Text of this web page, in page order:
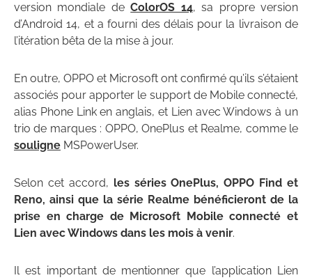
version mondiale deColorOS 14, sa propre version
d’Android 14, et a fourni des délais pour la livraison de
l’itération bêta de la mise à jour.
En outre, OPPO et Microsoft ont confirmé qu’ils s’étaient
associés pour apporter le support de Mobile connecté,
alias Phone Link en anglais, et Lien avec Windows à un
trio de marques : OPPO, OnePlus et Realme, comme le
souligne MSPowerUser.
Selon cet accord, les séries OnePlus, OPPO Find et
Reno, ainsi que la série Realme bénéficieront de la
prise en charge de Microsoft Mobile connecté et
Lien avec Windows dans les mois à venir.
Il est important de mentionner que l’application Lien